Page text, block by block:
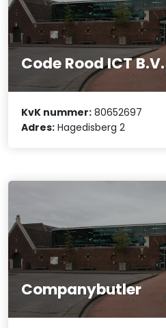
Code Rood ICT B.V.
KvK nummer: 80652697
Adres: Hagedisberg 2
Companybutler